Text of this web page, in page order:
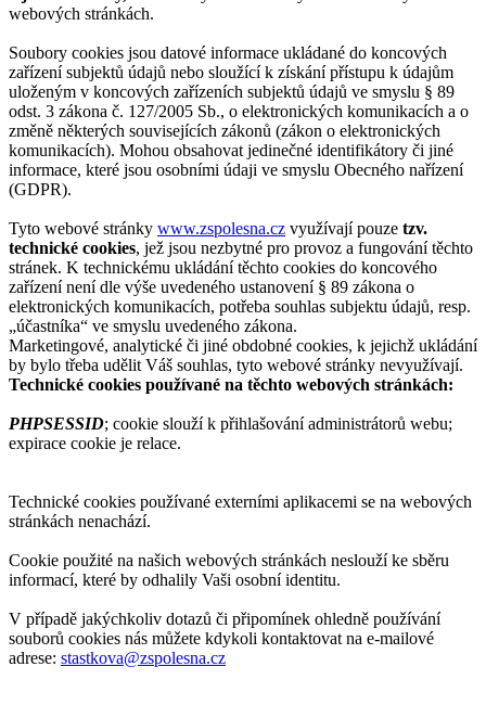
webových stránkách.
Soubory cookies jsou datové informace ukládané do koncových
zařízení subjektů údajů nebo sloužící k získání přístupu k údajům
uloženým v koncových zařízeních subjektů údajů ve smyslu § 89
odst. 3 zákona č. 127/2005 Sb., o elektronických komunikacích a o
změně některých souvisejících zákonů (zákon o elektronických
komunikacích). Mohou obsahovat jedinečné identifikátory či jiné
informace, které jsou osobními údaji ve smyslu Obecného nařízení
(GDPR).
Tyto webové stránky www.zspolesna.cz využívají pouze tzv.
technické cookies, jež jsou nezbytné pro provoz a fungování těchto
stránek. K technickému ukládání těchto cookies do koncového
zařízení není dle výše uvedeného ustanovení § 89 zákona o
elektronických komunikacích, potřeba souhlas subjektu údajů, resp.
„účastníka“ ve smyslu uvedeného zákona.
Marketingové, analytické či jiné obdobné cookies, k jejichž ukládání
by bylo třeba udělit Váš souhlas, tyto webové stránky nevyužívají.
Technické cookies používané na těchto webových stránkách:
PHPSESSID; cookie slouží k přihlašování administrátorů webu;
expirace cookie je relace.
Technické cookies používané externími aplikacemi se na webových
stránkách nenachází.
Cookie použité na našich webových stránkách neslouží ke sběru
informací, které by odhalily Vaši osobní identitu.
V případě jakýchkoliv dotazů či připomínek ohledně používání
souborů cookies nás můžete kdykoli kontaktovat na e-mailové
adrese: stastkova@zspolesna.cz